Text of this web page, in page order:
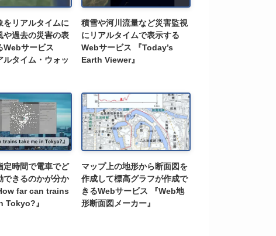
をリアルタイムに
や過去の災害の表
Webサービス
ルタイム・ウォッ
積雪や河川流量など災害監視
にリアルタイムで表示する
Webサービス 『Today’s
Earth Viewer』
定時間で電車でど
できるのかが分か
far can trains
Tokyo?』
マップ上の地形から断面図を
作成して標高グラフが作成で
きるWebサービス 『Web地
形断面図メーカー』